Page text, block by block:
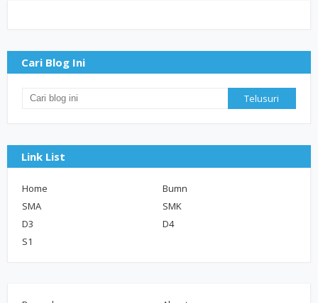
Cari Blog Ini
Link List
Home
Bumn
SMA
SMK
D3
D4
S1